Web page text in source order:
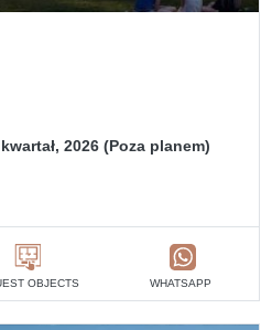
2026 (Poza planem)
OBJECTS WHATSAPP